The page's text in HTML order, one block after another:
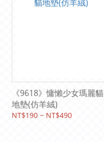
《9618》慵懶少女瑪麗貓
地墊(仿羊絨)
NT$190 ~ NT$490